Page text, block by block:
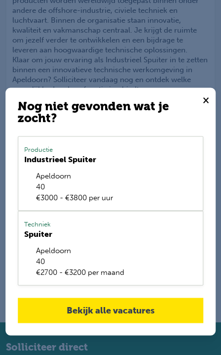
×
Nog niet gevonden wat je
zocht?
Productie
Industrieel Spuiter
Apeldoorn
40
€3000 - €3800 per uur
Techniek
Spuiter
Apeldoorn
40
€2700 - €3200 per maand
Bekijk alle vacatures
andere de offshore-industrie, civiele techniek en
luchtvaart. Binnen de organisatie staan innovatie,
kwaliteit en vakmanschap centraal. Je krijgt de ruimte
om jezelf verder te ontwikkelen en een bijdrage te
leveren aan hoogwaardige technische oplossingen.
Klaar om jouw ervaring als Industrieel Spuiter in te zetten
binnen een innovatieve technische werkomgeving in
Apeldoorn? Solliciteer vandaag nog en ontdek welke
mogelijkheden deze functie jou biedt.
Werkis wordt beoordeeld
Deel deze vacature
Name
Solliciteer direct